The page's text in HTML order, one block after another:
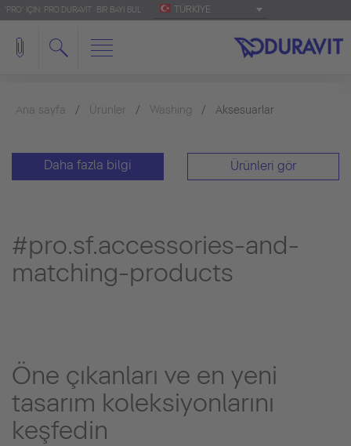
'PRO' IÇIN: PRO.DURAVIT BIR BAYI BUL TÜRKIYE
Ana sayfa Ürünler Washing Aksesuarlar
Daha fazla bilgi Ürünleri gör
#pro.sf.accessories-and-
matching-products
Öne çıkanları ve en yeni
tasarım koleksiyonlarını
keşfedin